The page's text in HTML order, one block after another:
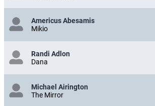
Americus Abesamis
Mikio
Randi Adlon
Dana
Michael Airington
The Mirror